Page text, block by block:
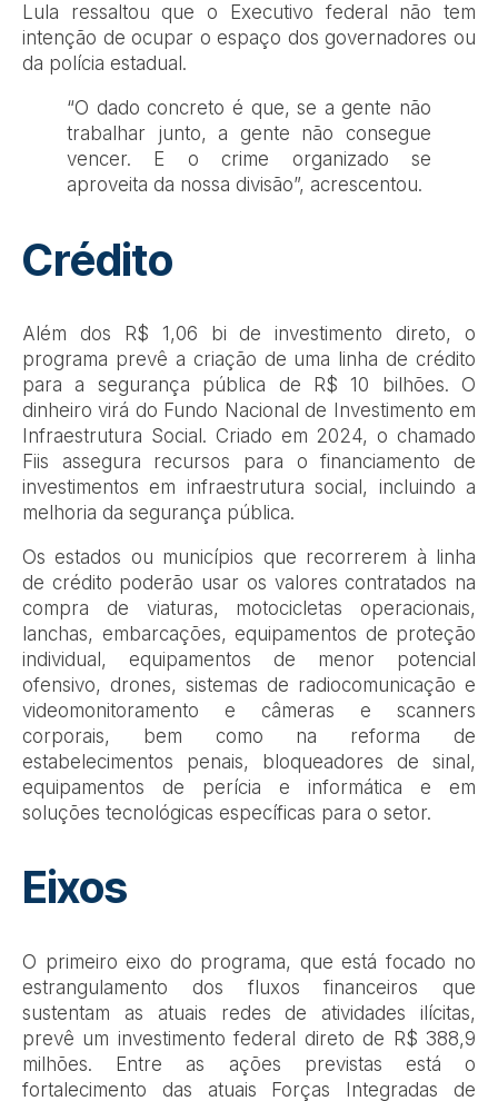
Lula ressaltou que o Executivo federal não tem
intenção de ocupar o espaço dos governadores ou
da polícia estadual.
“O dado concreto é que, se a gente não
trabalhar junto, a gente não consegue
vencer. E o crime organizado se
aproveita da nossa divisão”, acrescentou.
Crédito
Além dos R$ 1,06 bi de investimento direto, o
programa prevê a criação de uma linha de crédito
para a segurança pública de R$ 10 bilhões. O
dinheiro virá do Fundo Nacional de Investimento em
Infraestrutura Social. Criado em 2024, o chamado
Fiis assegura recursos para o financiamento de
investimentos em infraestrutura social, incluindo a
melhoria da segurança pública.
Os estados ou municípios que recorrerem à linha
de crédito poderão usar os valores contratados na
compra de viaturas, motocicletas operacionais,
lanchas, embarcações, equipamentos de proteção
individual, equipamentos de menor potencial
ofensivo, drones, sistemas de radiocomunicação e
videomonitoramento e câmeras e scanners
corporais, bem como na reforma de
estabelecimentos penais, bloqueadores de sinal,
equipamentos de perícia e informática e em
soluções tecnológicas específicas para o setor.
Eixos
O primeiro eixo do programa, que está focado no
estrangulamento dos fluxos financeiros que
sustentam as atuais redes de atividades ilícitas,
prevê um investimento federal direto de R$ 388,9
milhões. Entre as ações previstas está o
fortalecimento das atuais Forças Integradas de